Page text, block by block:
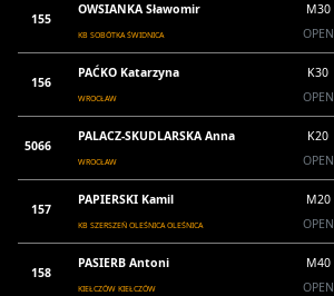
155
OWSIANKA Sławomir
KB SOBÓTKA ŚWIDNICA
M30
OPEN
156
PAĆKO Katarzyna
WROCŁAW
K30
OPEN
5066
PALACZ-SKUDLARSKA Anna
WROCŁAW
K20
OPEN
157
PAPIERSKI Kamil
KB SZERSZEŃ OLEŚNICA OLEŚNICA
M20
OPEN
158
PASIERB Antoni
KIEŁCZÓW KIEŁCZÓW
M40
OPEN